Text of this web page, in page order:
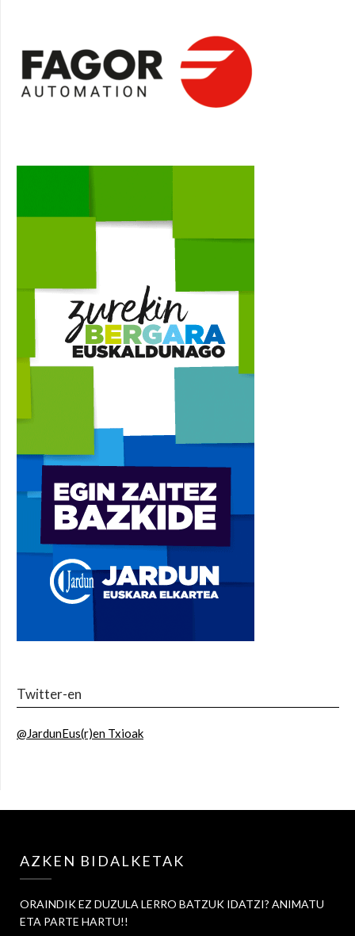
Twitter-en
@JardunEus(r)en Txioak
AZKEN BIDALKETAK
ORAINDIK EZ DUZULA LERRO BATZUK IDATZI? ANIMATU
ETA PARTE HARTU!!